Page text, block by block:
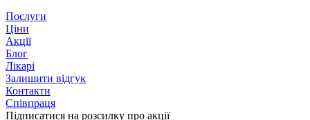
Послуги
Ціни
Акції
Блог
Лікарі
Залишити відгук
Контакти
Співпраця
Підписатися на розсилку про акції